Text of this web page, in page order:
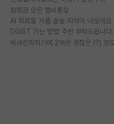
장학금 모은 랩비통장
AI 학회들 거품 슬슬 지적이 나오네요
DGIST 가는 방법 추천 부탁드립니다.